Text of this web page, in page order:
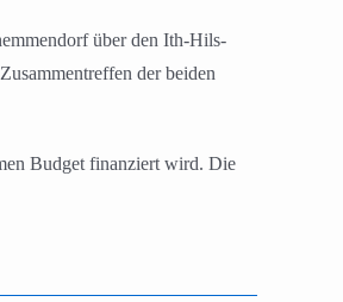
über den Ith-Hils-
der beiden
Budget finanziert wird. Die